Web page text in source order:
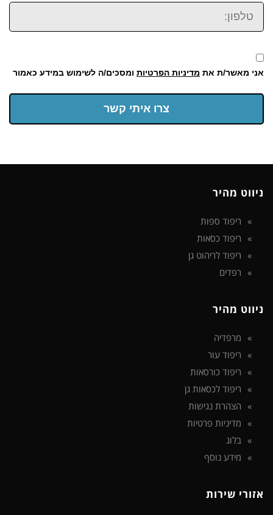
טלפון:
אני מאשר/ת את מדיניות הפרטיות ומסכים/ה לשימוש במידע כאמור
צרו איתי קשר
ניווט מהיר
ריפוד ספות
ריפוד כסאות
ריפוד לריהוט גן
רפדים
ניווט מהיר
מרפדיה
ריפוד עור
ריפוד כורסאות
ריפוד לכסאות גן
הצהרת נגישות
מדיניות פרטיות
בלוג
מידע נוסף
אזורי שירות